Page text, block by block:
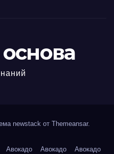
newstack от Themeansar.
Авокадо Авокадо Авокадо